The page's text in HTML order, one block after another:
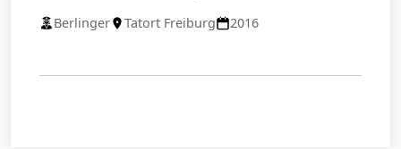
Berlinger Tatort Freiburg 2016